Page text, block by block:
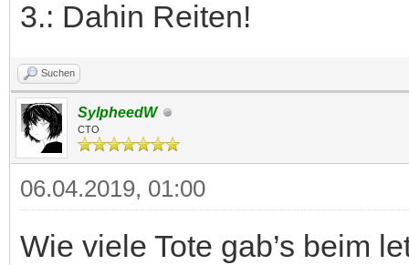
3.: Dahin Reiten!
Suchen
SylpheedW
CTO
06.04.2019, 01:00
Wie viele Tote gab’s beim